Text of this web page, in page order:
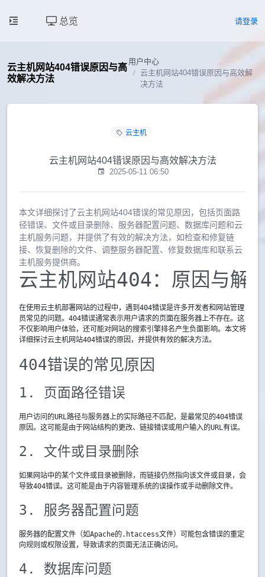
总览 请登录
云主机网站404错误原因与高
效解决方法
用户中心
云主机网站404错误原因与高效解
决方法
云主机
云主机网站404错误原因与高效解决方法
2025-05-11 06:50
本文详细探讨了云主机网站404错误的常见原因，包括页面路
径错误、文件或目录删除、服务器配置问题、数据库问题和云
主机服务问题，并提供了有效的解决方法，如检查和修复链
接、恢复删除的文件、调整服务器配置、修复数据库和联系云
主机服务提供商。
云主机网站404：原因与解
在使用云主机部署网站的过程中，遇到404错误是许多开发者和网站管理
员常见的问题。404错误通常表示用户请求的页面在服务器上不存在。这
不仅影响用户体验，还可能对网站的搜索引擎排名产生负面影响。本文将
详细探讨云主机网站404错误的原因，并提供有效的解决方法。
404错误的常见原因
1. 页面路径错误
用户访问的URL路径与服务器上的实际路径不匹配，是最常见的404错误
原因。这可能是由于网站结构的更改、链接错误或用户输入的URL有误。
2. 文件或目录删除
如果网站中的某个文件或目录被删除，而链接仍然指向该文件或目录，会
导致404错误。这可能是由于内容管理系统的误操作或手动删除文件。
3. 服务器配置问题
服务器的配置文件（如Apache的.htaccess文件）可能包含错误的重定
向规则或权限设置，导致请求的页面无法正确访问。
4. 数据库问题